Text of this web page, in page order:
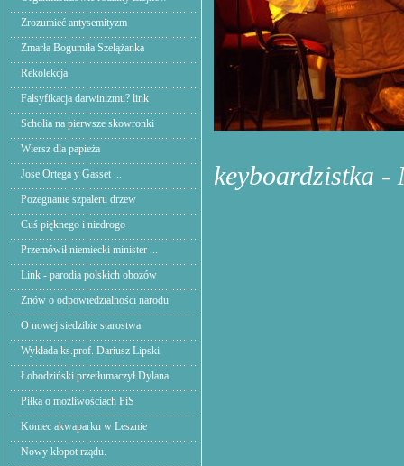
Zrozumieć antysemityzm
Zmarła Bogumiła Szelążanka
Rekolekcja
Falsyfikacja darwinizmu? link
Scholia na pierwsze skowronki
Wiersz dla papieża
Jose Ortega y Gasset ...
Pożegnanie szpaleru drzew
Cuś pięknego i niedrogo
Przemówił niemiecki minister ...
Link - parodia polskich obozów
Znów o odpowiedzialności narodu
O nowej siedzibie starostwa
Wykłada ks.prof. Dariusz Lipski
Łobodziński przetłumaczył Dylana
Piłka o możliwościach PiS
Koniec akwaparku w Lesznie
Nowy kłopot rządu.
keyboardzistka -